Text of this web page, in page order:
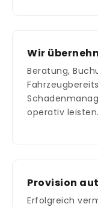
Wir
Beratung,
operativ leisten.
Provision
Erfolgreich